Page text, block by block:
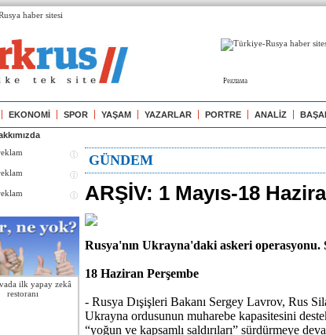
Реклама
EKONOMİ SPOR YAŞAM YAZARLAR PORTRE ANALİZ
GÜNDEM
ARŞİV: 1 Mayıs-18
Rusya'nın Ukrayna'daki askeri operasyonu.
18 Haziran Perşembe
- Rusya Dışişleri Bakanı Sergey Lavrov, Rus
Ukrayna ordusunun muharebe kapasitesini
“yoğun ve kapsamlı saldırıları” sürdürmeye